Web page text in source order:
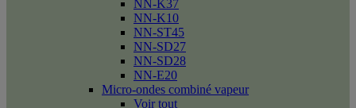
NN-K37
NN-K10
NN-ST45
NN-SD27
NN-SD28
NN-E20
Micro-ondes combiné vapeur
Voir tout